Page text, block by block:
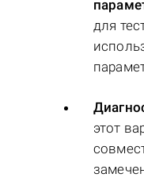
для
этот